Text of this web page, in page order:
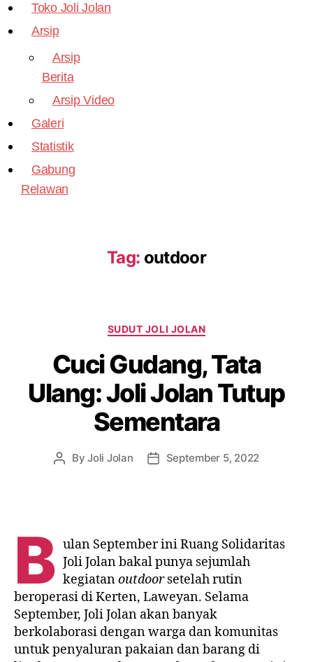
Toko Joli Jolan
Arsip
Arsip
Berita
Arsip Video
Galeri
Statistik
Gabung
Relawan
Tag: outdoor
Categories
SUDUT JOLI JOLAN
Cuci Gudang, Tata
Ulang: Joli Jolan Tutup
Sementara
PostByJoli Jolan
PostSeptember 5, 2022
B ulan September ini Ruang Solidaritas
Joli Jolan bakal punya sejumlah
kegiatanoutdoorsetelah rutin
beroperasi di Kerten, Laweyan. Selama
September, Joli Jolan akan banyak
berkolaborasi dengan warga dan komunitas
untuk penyaluran pakaian dan barang di